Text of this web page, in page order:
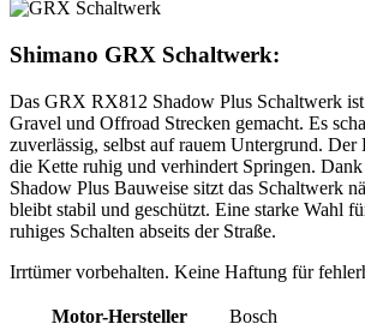
Shimano GRX Schaltwerk:
Das GRX RX812 Shadow Plus Schaltwerk
Gravel und Offroad Strecken gemacht. Es
zuverlässig, selbst auf rauem Untergrund. Der
die Kette ruhig und verhindert Springen.
Shadow Plus Bauweise sitzt das Schaltwerk
bleibt stabil und geschützt. Eine starke Wahl
ruhiges Schalten abseits der Straße.
Irrtümer vorbehalten. Keine Haftung für
Motor-Hersteller
Bosch